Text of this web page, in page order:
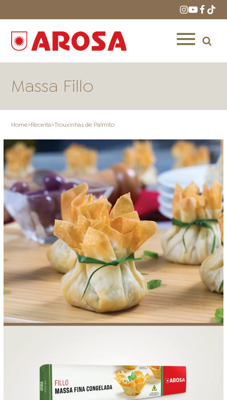
ONDE COMPRAR LOJAS AROSA
DISTRIBUIDORES E
REPRESENTANTES
FOOD SERVICE EMPRESA AGENDA DE CURSOS
INVERNO SAC ACESSO PARA PARCEIROS
Massa Fillo
Home>Receita>Trouxinhas de Palmito